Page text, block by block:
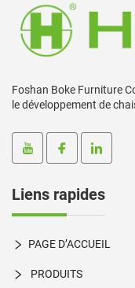
Foshan Boke Furniture
le développement de
Liens rapides
PAGE D’ACCUEIL
PRODUITS